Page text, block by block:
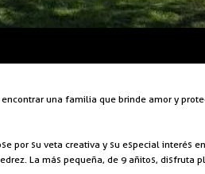
una familia que brinde amor y
por su veta creativa y su especial interés
La más pequeña, de 9 añitos, disfruta